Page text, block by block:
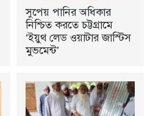
সুপেয় পানির অধিকার
নিশ্চিত করতে চট্টগ্রামে
‘ইয়ুথ লেড ওয়াটার জাস্টিস
মুভমেন্ট’